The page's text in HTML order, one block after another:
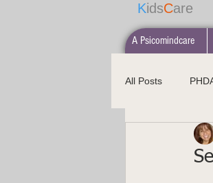
KidsCare
A Psicomindcare
All Posts
Alimentação